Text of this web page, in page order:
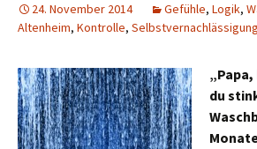
24. November 2014 Gefühle, Logik,
Altenheim, Kontrolle, Selbstvernachlässigung
du